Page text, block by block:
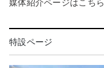
媒体紹介ページはこちら
特設ページ